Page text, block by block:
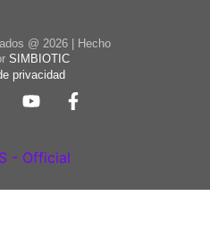
@ 2026 | Hecho
SIMBIOTIC
privacidad